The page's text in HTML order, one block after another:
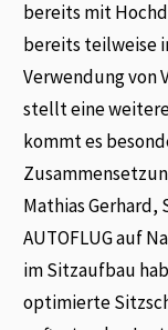
bereits mit
bereits teilweise
Verwendung von
stellt eine
kommt es
Mathias Gerhard,
AUTOFLUG auf
im Sitzaufbau
optimierte